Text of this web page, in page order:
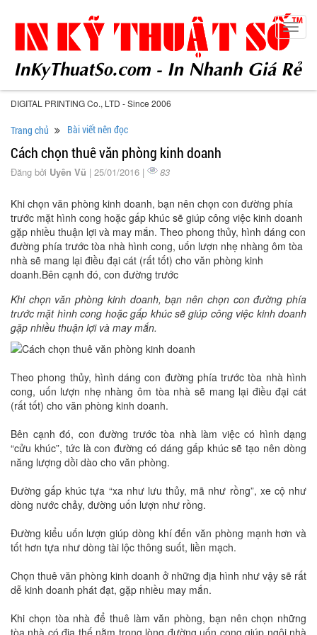
DIGITAL PRINTING Co., LTD - Since 2006
Trang chủ Bài viết nên đọc
Cách chọn thuê văn phòng kinh doanh
Đăng bởi Uyên Vũ | 25/01/2016 | 83
Khi chọn văn phòng kinh doanh, bạn nên chọn con đường phía
trước mặt hình cong hoặc gấp khúc sẽ giúp công việc kinh doanh
gặp nhiều thuận lợi và may mắn. Theo phong thủy, hình dáng con
đường phía trước tòa nhà hình cong, uốn lượn nhẹ nhàng ôm tòa
nhà sẽ mang lại điều đại cát (rất tốt) cho văn phòng kinh
doanh.Bên cạnh đó, con đường trước
Khi chọn văn phòng kinh doanh, bạn nên chọn con đường phía
trước mặt hình cong hoặc gấp khúc sẽ giúp công việc kinh doanh
gặp nhiều thuận lợi và may mắn.
Theo phong thủy, hình dáng con đường phía trước tòa nhà hình
cong, uốn lượn nhẹ nhàng ôm tòa nhà sẽ mang lại điều đại cát
(rất tốt) cho văn phòng kinh doanh.
Bên cạnh đó, con đường trước tòa nhà làm việc có hình dạng
“cửu khúc”, tức là con đường có dáng gấp khúc sẽ tạo nên dòng
năng lượng dồi dào cho văn phòng.
Đường gấp khúc tựa “xa như lưu thủy, mã như rồng”, xe cộ như
dòng nước chảy, đường uốn lượn như rồng.
Đường kiểu uốn lượn giúp dòng khí đến văn phòng mạnh hơn và
tốt hơn tựa như dòng tài lộc thông suốt, liền mạch.
Chọn thuê văn phòng kinh doanh ở những địa hình như vậy sẽ rất
dễ kinh doanh phát đạt, gặp nhiều may mắn.
Khi chọn tòa nhà để thuê làm văn phòng, bạn nên chọn những
tòa nhà có địa thế nằm trong lòng đường uốn cong giúp ngôi nhà